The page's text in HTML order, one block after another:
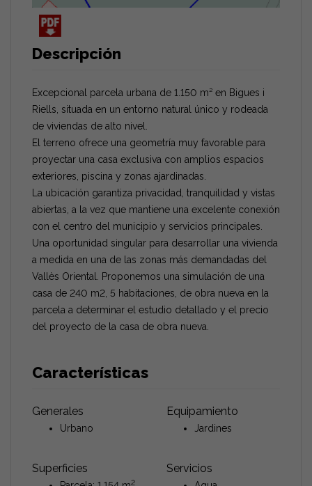
Descripción
Excepcional parcela urbana de 1.150 m² en Bigues i
Riells, situada en un entorno natural único y rodeada
de viviendas de alto nivel.
El terreno ofrece una geometría muy favorable para
proyectar una casa exclusiva con amplios espacios
exteriores, piscina y zonas ajardinadas.
La ubicación garantiza privacidad, tranquilidad y vistas
abiertas, a la vez que mantiene una excelente conexión
con el centro del municipio y servicios principales.
Una oportunidad singular para desarrollar una vivienda
a medida en una de las zonas más demandadas del
Vallès Oriental. Proponemos una simulación de una
casa de 240 m2, 5 habitaciones, de obra nueva en la
parcela a determinar el estudio detallado y el precio
del proyecto de la casa de obra nueva.
Características
Generales
Urbano
Superficies
2
Equipamiento
Jardines
Servicios